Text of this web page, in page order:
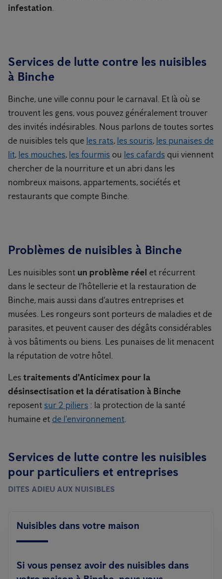
infestation.
Services de lutte contre les nuisibles
à Binche
Binche, une ville connu pour le carnaval. Et là où se
trouvent les gens, vous pouvez généralement trouver
des invités indésirables. Nous parlons de toutes sortes
de nuisibles tels que les rats, les souris, les punaises de
lit, les mouches, les fourmis ou les cafards qui viennent
chercher de la nourriture et un abri dans les
nombreux maisons, appartements, sociétés et
restaurants que compte Binche.
Problèmes de nuisibles à Binche
Les nuisibles sont un problème réel et récurrent
dans le secteur de l'hôtellerie et la restauration de
Binche, mais aussi dans d'autres entreprises et
musées. Les rongeurs sont porteurs de maladies et de
parasites, et peuvent causer des dégâts considérables
à vos bâtiments ou biens. Les punaises de lit menacent
la réputation de votre hôtel.
Les traitements d'Anticimex pour la
désinsectisation et la dératisation à Binche
reposentsur 2 piliers : la protection de la santé
humaine et de l'environnement.
Services de lutte contre les nuisibles
pour particuliers et entreprises
DITES ADIEU AUX NUISIBLES
Nuisibles dans votre maison
Si vous pensez avoir des nuisibles dans